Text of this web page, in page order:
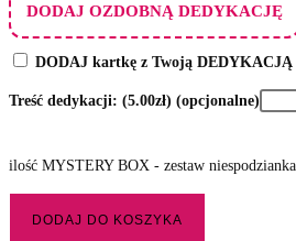
DODAJ OZDOBNĄ DEDYKACJĘ
DODAJ kartkę z Twoją DEDYKACJĄ
Treść dedykacji: (5.00zł) (opcjonalne)
ilość MYSTERY BOX - zestaw
DODAJ DO KOSZYKA